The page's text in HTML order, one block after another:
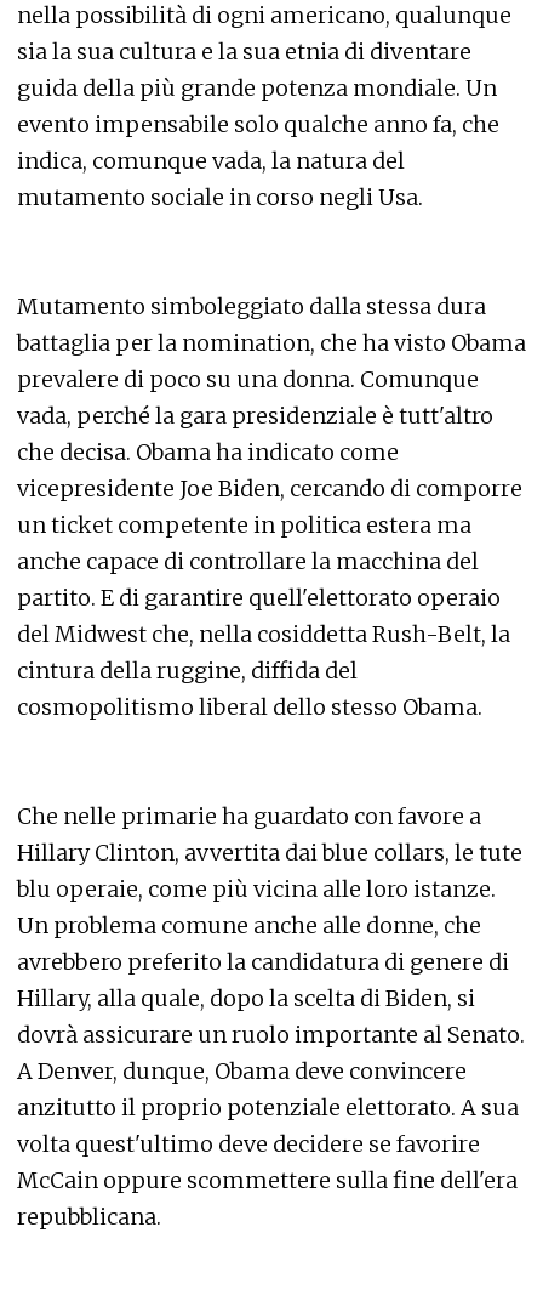
nella possibilità di ogni americano, qualunque
sia la sua cultura e la sua etnia di diventare
guida della più grande potenza mondiale. Un
evento impensabile solo qualche anno fa, che
indica, comunque vada, la natura del
mutamento sociale in corso negli Usa.
Mutamento simboleggiato dalla stessa dura
battaglia per la nomination, che ha visto Obama
prevalere di poco su una donna. Comunque
vada, perché la gara presidenziale è tutt'altro
che decisa. Obama ha indicato come
vicepresidente Joe Biden, cercando di comporre
un ticket competente in politica estera ma
anche capace di controllare la macchina del
partito. E di garantire quell'elettorato operaio
del Midwest che, nella cosiddetta Rush-Belt, la
cintura della ruggine, diffida del
cosmopolitismo liberal dello stesso Obama.
Che nelle primarie ha guardato con favore a
Hillary Clinton, avvertita dai blue collars, le tute
blu operaie, come più vicina alle loro istanze.
Un problema comune anche alle donne, che
avrebbero preferito la candidatura di genere di
Hillary, alla quale, dopo la scelta di Biden, si
dovrà assicurare un ruolo importante al Senato.
A Denver, dunque, Obama deve convincere
anzitutto il proprio potenziale elettorato. A sua
volta quest'ultimo deve decidere se favorire
McCain oppure scommettere sulla fine dell'era
repubblicana.